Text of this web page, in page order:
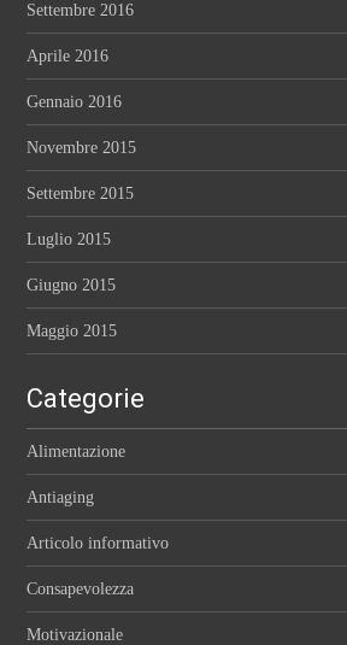
Settembre 2016
Aprile 2016
Gennaio 2016
Novembre 2015
Settembre 2015
Luglio 2015
Giugno 2015
Maggio 2015
Categorie
Alimentazione
Antiaging
Articolo informativo
Consapevolezza
Motivazionale